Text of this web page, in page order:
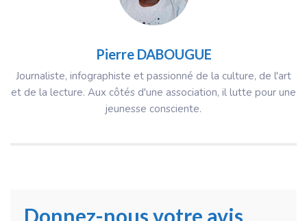
Pierre DABOUGUE
Journaliste, infographiste et passionné de la culture, de l'art
et de la lecture. Aux côtés d'une association, il lutte pour une
jeunesse consciente.
Donnez-nous votre avis